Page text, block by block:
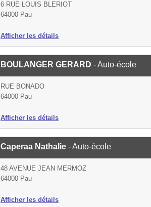
6 RUE LOUIS BLERIOT
64000 Pau
Afficher les détails
BOULANGER GERARD - Auto-école
RUE BONADO
64000 Pau
Afficher les détails
Caperaa Nathalie - Auto-école
48 AVENUE JEAN MERMOZ
64000 Pau
Afficher les détails